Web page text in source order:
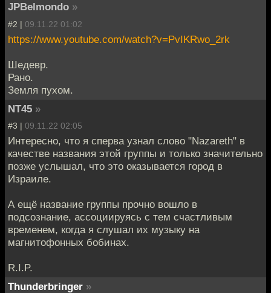
JPBelmondo »
#2 | 09.11.22 01:02
https://www.youtube.com/watch?v=PvIKRwo_2rk
Шедевр.
Рано.
Земля пухом.
NT45 »
#3 | 09.11.22 02:05
Интересно, что я сперва узнал слово "Nazareth" в
качестве названия этой группы и только значительно
позже услышал, что это оказывается город в
Израиле.
А ещё название группы прочно вошло в
подсознание, ассоциируясь с тем счастливым
временем, когда я слушал их музыку на
магнитофонных бобинах.
R.I.P.
Thunderbringer »